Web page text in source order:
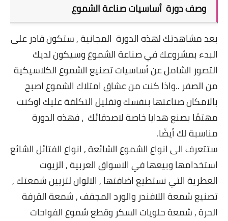
وصف دورة أساسيات صناعة الشموع
بعد مشاهدتك لهذه الدورة المجانية , ستكون قادر على
البدء بمشروعك في صناعة الشموع وسيكون لديك
التصور الشامل عن أساسيات تصنيع الشموع الكلاسيكية
من الصفر ..واذا كنت من عشاق امتلاك الشموع اصبح
بالامكان صناعتها بنفسك وتقليل التكلفة عليك اوكنت
مهتمًا بصنع هدايا خاصة لاصدقائك ، فهذه الدورة
مناسبة لك أيضًا.
ستتعرف الى انواع الشموع الشائعة , انواع الفتائل الشائع
استخدامها وبيعها في الاسواق العربية , الزيوت
العطرية التي نستطيع اضافتها , الالوان لتزيين شمعتك ,
تصنيع شمعة اللافندر والورد المجفف , شمعة القرفة
الحرة , شمعة حلويات السكر وقطع شموع الفواحات